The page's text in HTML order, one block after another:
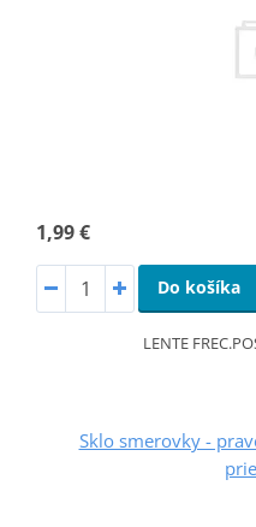
1,99 €
Do košíka
LENTE
Sklo smerovky -